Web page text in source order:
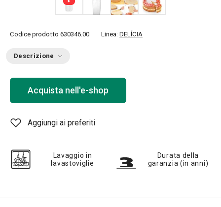
Codice prodotto 630346.00 Linea: DELÍCIA
Descrizione
Acquista nell'e-shop
Aggiungi ai preferiti
Lavaggio in
lavastoviglie
Durata della
garanzia (in anni)